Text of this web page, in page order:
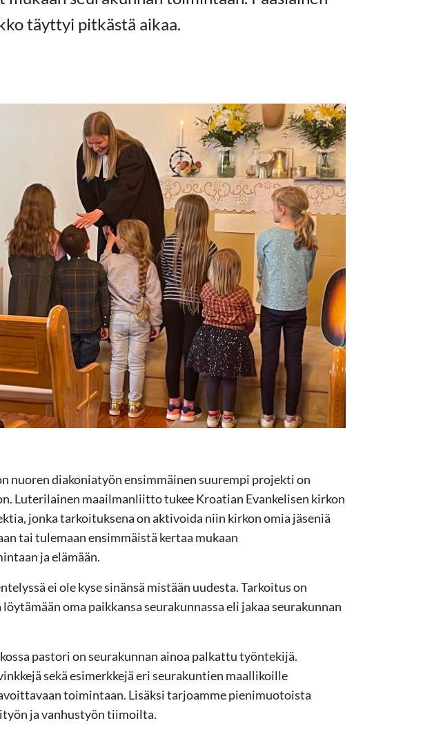
täyttyi pitkästä aikaa.
nuoren diakoniatyön ensimmäinen suurempi projekti on
Luterilainen maailmanliitto tukee Kroatian Evankelisen kirkon
jonka tarkoituksena on aktivoida niin kirkon omia jäseniä
tai tulemaan ensimmäistä kertaa mukaan
ja elämään.
ei ole kyse sinänsä mistään uudesta. Tarkoitus on
oma paikkansa seurakunnassa eli jakaa seurakunnan
pastori on seurakunnan ainoa palkattu työntekijä.
sekä esimerkkejä eri seurakuntien maallikoille
toimintaan. Lisäksi tarjoamme pienimuotoista
ja vanhustyön tiimoilta.